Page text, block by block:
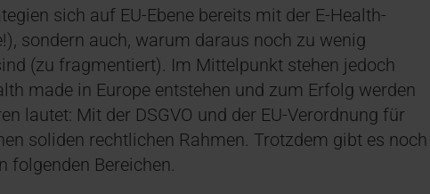
sich auf EU-Ebene bereits mit der E-Health-
sondern auch, warum daraus noch zu wenig
(zu fragmentiert). Im Mittelpunkt stehen jedoch
made in Europe entstehen und zum Erfolg werden
lautet: Mit der DSGVO und der EU-Verordnung für
soliden rechtlichen Rahmen. Trotzdem gibt es noch
folgenden Bereichen.